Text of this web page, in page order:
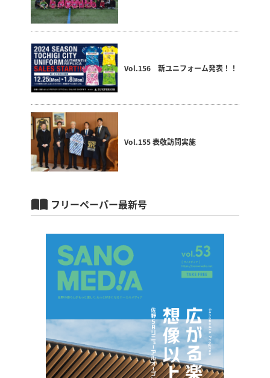
Vol.156 新ユニフォーム発表！！
Vol.155 表敬訪問実施
フリーペーパー最新号